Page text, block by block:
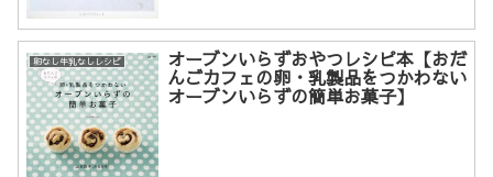
卵なし牛乳なしレシピ オーブンいらずおやつレシピ本【おだ
んごカフェの卵・乳製品をつかわない
オーブンいらずの簡単お菓子】